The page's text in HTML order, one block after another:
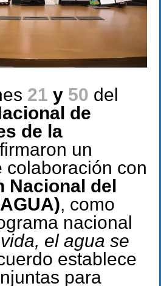
21 y 50 del
de
de la
firmaron un
colaboración con
Nacional del
, como
nacional
el agua se
establece
para